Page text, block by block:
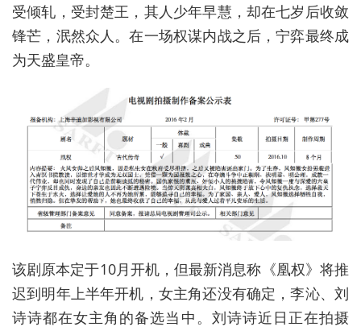
受倾轧，受封楚王，其人少年早慧，却在七岁后收敛
锋芒，泯然众人。在一场权谋内战之后，宁弈最终成
为天盛皇帝。
该剧原本定于10月开机，但最新消息称《凰权》将推
迟到明年上半年开机，女主角还没有确定，李沁、刘
诗诗都在女主角的备选当中。刘诗诗近日正在拍摄